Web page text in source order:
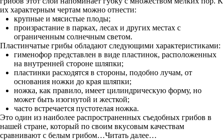
их характерным чертам можно отнести:
крупные и мясистые плоды;
произрастание в парках, лесах и других местах с
ограниченным солнечным светом.
Пластинчатые грибы обладают следующими характеристиками:
гименофор представлен в виде пластинок, расположенных
на внутренней стороне шляпки;
пластинки расходятся в стороны, подобно лучам, от
основания ножки до края шляпки;
ножка, как правило, имеет цилиндрическую форму, но
может быть изогнутой и жесткой;
часто встречается пустотелая ножка.
Это один из наиболее распространенных съедобных грибов в
нашей стране, который по своим вкусовым качествам
сравнивают с белым грибом…Читать далее…